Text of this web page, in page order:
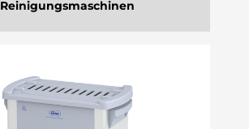
Reinigungsmaschinen